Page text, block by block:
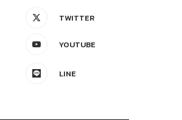
TWITTER
YOUTUBE
LINE